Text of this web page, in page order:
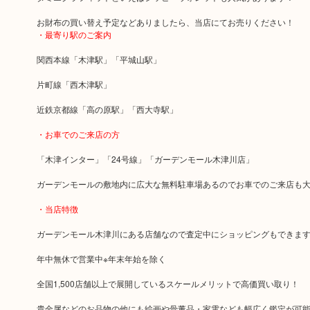
お財布の買い替え予定などありましたら、当店にてお売りください！
・最寄り駅のご案内
関西本線「木津駅」「平城山駅」
片町線「西木津駅」
近鉄京都線「高の原駅」「西大寺駅」
・お車でのご来店の方
「木津インター」「24号線」「ガーデンモール木津川店」
ガーデンモールの敷地内に広大な無料駐車場あるのでお車でのご来店も
・当店特徴
ガーデンモール木津川にある店舗なので査定中にショッピングもできます
年中無休で営業中※年末年始を除く
全国1,500店舗以上で展開しているスケールメリットで高価買い取り！